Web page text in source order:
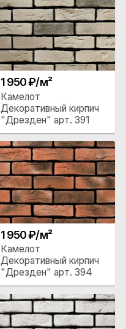
1 950 ₽/м²
Камелот
Декоративный кирпич
"Дрезден" арт. 391
1 950 ₽/м²
Камелот
Декоративный кирпич
"Дрезден" арт. 394